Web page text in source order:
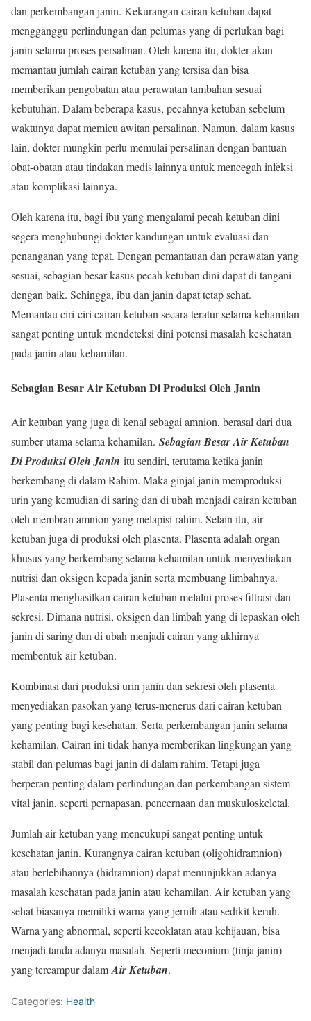
dan perkembangan janin. Kekurangan cairan ketuban dapat
mengganggu perlindungan dan pelumas yang di perlukan bagi
janin selama proses persalinan. Oleh karena itu, dokter akan
memantau jumlah cairan ketuban yang tersisa dan bisa
memberikan pengobatan atau perawatan tambahan sesuai
kebutuhan. Dalam beberapa kasus, pecahnya ketuban sebelum
waktunya dapat memicu awitan persalinan. Namun, dalam kasus
lain, dokter mungkin perlu memulai persalinan dengan bantuan
obat-obatan atau tindakan medis lainnya untuk mencegah infeksi
atau komplikasi lainnya.
Oleh karena itu, bagi ibu yang mengalami pecah ketuban dini
segera menghubungi dokter kandungan untuk evaluasi dan
penanganan yang tepat. Dengan pemantauan dan perawatan yang
sesuai, sebagian besar kasus pecah ketuban dini dapat di tangani
dengan baik. Sehingga, ibu dan janin dapat tetap sehat.
Memantau ciri-ciri cairan ketuban secara teratur selama kehamilan
sangat penting untuk mendeteksi dini potensi masalah kesehatan
pada janin atau kehamilan.
Sebagian Besar Air Ketuban Di Produksi Oleh Janin
Air ketuban yang juga di kenal sebagai amnion, berasal dari dua
sumber utama selama kehamilan. Sebagian Besar Air Ketuban
Di Produksi Oleh Janin itu sendiri, terutama ketika janin
berkembang di dalam Rahim. Maka ginjal janin memproduksi
urin yang kemudian di saring dan di ubah menjadi cairan ketuban
oleh membran amnion yang melapisi rahim. Selain itu, air
ketuban juga di produksi oleh plasenta. Plasenta adalah organ
khusus yang berkembang selama kehamilan untuk menyediakan
nutrisi dan oksigen kepada janin serta membuang limbahnya.
Plasenta menghasilkan cairan ketuban melalui proses filtrasi dan
sekresi. Dimana nutrisi, oksigen dan limbah yang di lepaskan oleh
janin di saring dan di ubah menjadi cairan yang akhirnya
membentuk air ketuban.
Kombinasi dari produksi urin janin dan sekresi oleh plasenta
menyediakan pasokan yang terus-menerus dari cairan ketuban
yang penting bagi kesehatan. Serta perkembangan janin selama
kehamilan. Cairan ini tidak hanya memberikan lingkungan yang
stabil dan pelumas bagi janin di dalam rahim. Tetapi juga
berperan penting dalam perlindungan dan perkembangan sistem
vital janin, seperti pernapasan, pencernaan dan muskuloskeletal.
Jumlah air ketuban yang mencukupi sangat penting untuk
kesehatan janin. Kurangnya cairan ketuban (oligohidramnion)
atau berlebihannya (hidramnion) dapat menunjukkan adanya
masalah kesehatan pada janin atau kehamilan. Air ketuban yang
sehat biasanya memiliki warna yang jernih atau sedikit keruh.
Warna yang abnormal, seperti kecoklatan atau kehijauan, bisa
menjadi tanda adanya masalah. Seperti meconium (tinja janin)
yang tercampur dalam Air Ketuban.
Categories: Health